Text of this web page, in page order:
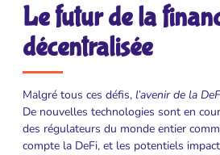
Le futur de la
décentralisée
Malgré tous ces défis, l’avenir de la
De nouvelles technologies sont en
des régulateurs du monde entier
compte la DeFi, et les potentiels